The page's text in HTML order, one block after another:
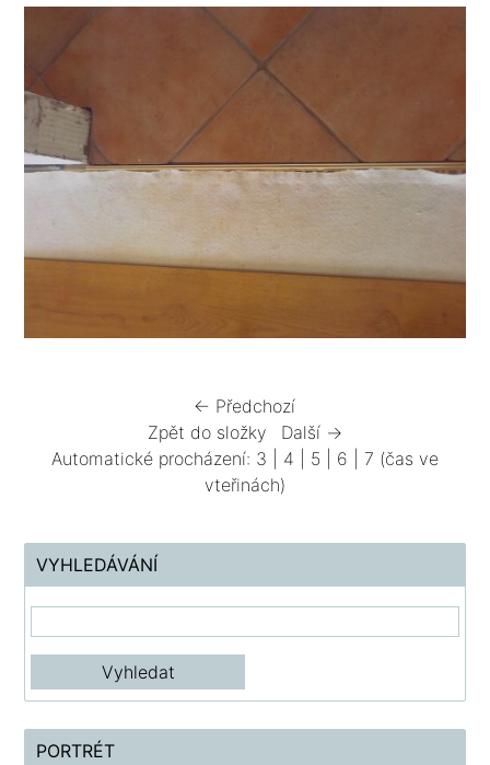
← Předchozí
Zpět do složky
Další →
Automatické procházení: 3 4 5 6 7 (čas ve
vteřinách)
VYHLEDÁVÁNÍ
PORTRÉT